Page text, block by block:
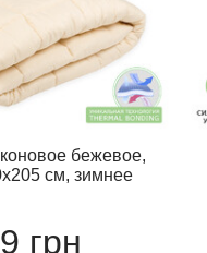
бежевое,
см, зимнее
грн